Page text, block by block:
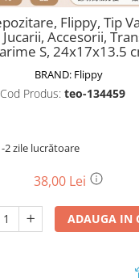
electrice
porumb
porumb
Flippy, Tip
Accesorii,
S, 24x17x13.5
BRAND: Flippy
Cod Produs: teo-134459
2 zile lucrătoare
38,00 Lei
ADAUGA IN